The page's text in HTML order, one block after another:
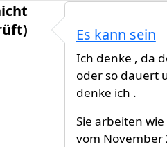
Am 2.11. hab ich meinen…
Es kann sein
Ich denke , da
oder so dauert
denke ich .
Sie arbeiten
vom November